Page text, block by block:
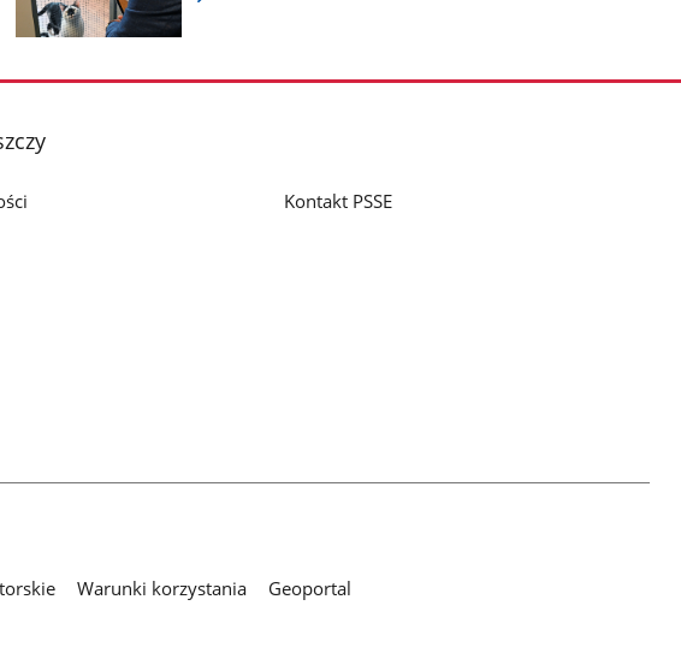
galerii.
Kontakt PSSE
Warunki korzystania
Geoportal